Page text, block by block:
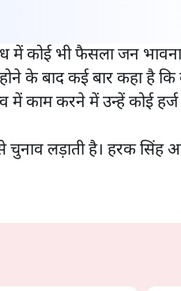
में कोई भी फैसला जन
के बाद कई बार कहा है कि
में काम करने में उन्हें कोई हर्ज
चुनाव लड़ाती है। हरक सिंह